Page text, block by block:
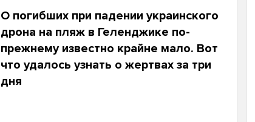
О погибших при падении украинского
дрона на пляж в Геленджике по-
прежнему известно крайне мало. Вот
что удалось узнать о жертвах за три
дня